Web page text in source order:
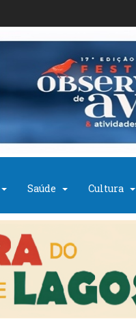
Saúde Cultura